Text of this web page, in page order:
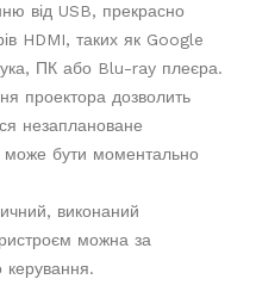
від USB, прекрасно
HDMI, таких як Google
ПК або Blu-ray плеєра.
проектора дозволить
незаплановане
може бути моментально
виконаний
можна за
керування.